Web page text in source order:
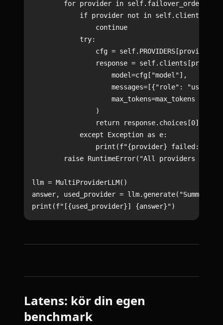
        for provider in self.failover_order:
            if provider not in self.clients:
                continue
            try:
                cfg = self.PROVIDERS[provider]
response =
                    model=cfg["model"],
messages=[{"role": "user",
                    max_tokens=max_tokens
                )
return
            except Exception as e:
                print(f"{provider} failed: {e}")
raise RuntimeError("All providers
llm = MultiProviderLLM()
answer, used_provider =
Latens: kör din egen
benchmark